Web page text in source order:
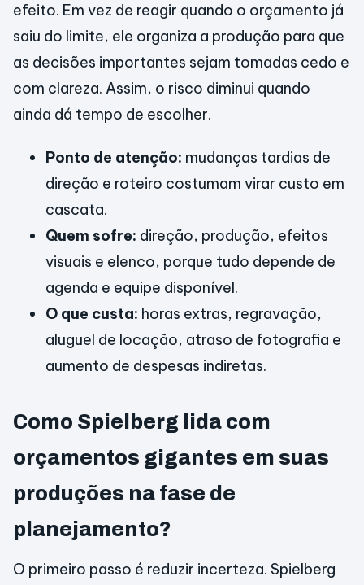
efeito. Em vez de reagir quando o orçamento já
saiu do limite, ele organiza a produção para que
as decisões importantes sejam tomadas cedo e
com clareza. Assim, o risco diminui quando
ainda dá tempo de escolher.
Ponto de atenção: mudanças tardias de
direção e roteiro costumam virar custo em
cascata.
Quem sofre: direção, produção, efeitos
visuais e elenco, porque tudo depende de
agenda e equipe disponível.
O que custa: horas extras, regravação,
aluguel de locação, atraso de fotografia e
aumento de despesas indiretas.
Como Spielberg lida com
orçamentos gigantes em suas
produções na fase de
planejamento?
O primeiro passo é reduzir incerteza. Spielberg